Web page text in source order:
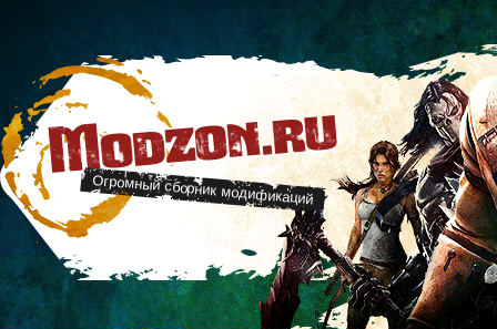
Modzon.ru
Огромный сборник модификаций